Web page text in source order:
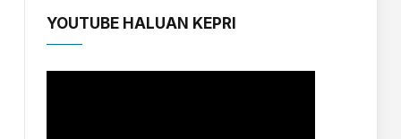
YOUTUBE HALUAN KEPRI